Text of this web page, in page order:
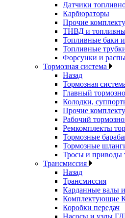
Датчики
Карбюраторы
Прочие
ТНВД и
Топливные баки
Топливные
Форсунки и
Тормозная система
Назад
Тормозная
Главный
Колодки,
Прочие
Рабочий
Ремкомплекты
Тормозные
Тормозные
Тросы и приводы
Трансмиссия
Назад
Трансмиссия
Карданные валы
Комплектующие
Коробки передач
Насосы и узлы